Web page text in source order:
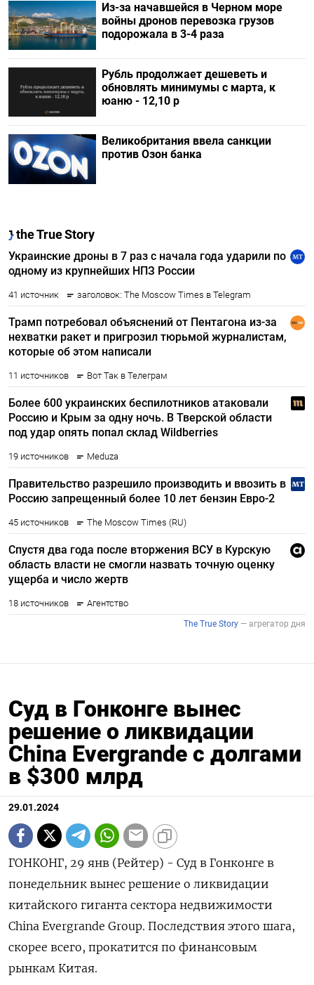
Из-за начавшейся в Черном море
войны дронов перевозка грузов
подорожала в 3-4 раза
Рубль продолжает дешеветь и
обновлять минимумы с марта, к
юаню - 12,10 р
Великобритания ввела санкции
против Озон банка
Суд в Гонконге вынес
решение о ликвидации
China Evergrande с долгами
в $300 млрд
29.01.2024
ГОНКОНГ, 29 янв (Рейтер) - Суд в Гонконге в
понедельник вынес решение о ликвидации
китайского гиганта сектора недвижимости
China Evergrande Group. Последствия этого шага,
скорее всего, прокатится по финансовым
рынкам Китая.